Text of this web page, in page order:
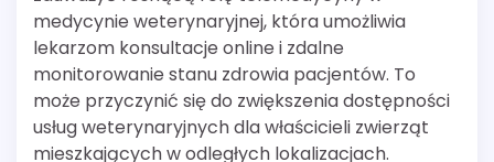
medycynie weterynaryjnej, która umożliwia
lekarzom konsultacje online i zdalne
monitorowanie stanu zdrowia pacjentów. To
może przyczynić się do zwiększenia dostępności
usług weterynaryjnych dla właścicieli zwierząt
mieszkających w odległych lokalizacjach.